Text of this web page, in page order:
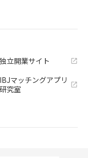
独立開業サイト
IBJマッチングアプリ
研究室